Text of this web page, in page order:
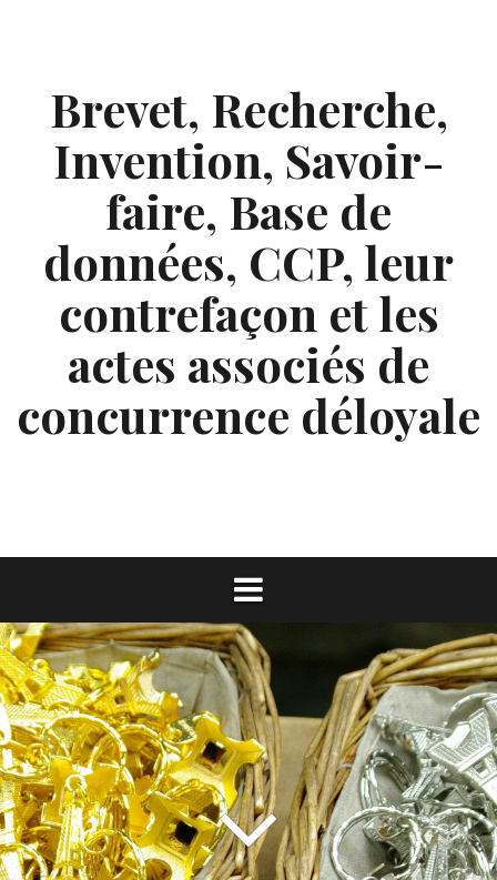
Brevet, Recherche,
Invention, Savoir-
faire, Base de
données, CCP, leur
contrefaçon et les
actes associés de
concurrence déloyale